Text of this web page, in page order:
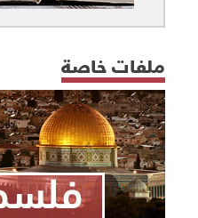
ملفات خاصة